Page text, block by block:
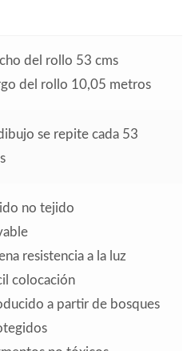
del rollo 53 cms
del rollo 10,05 metros
se repite cada 53
no tejido
resistencia a la luz
colocación
a partir de bosques